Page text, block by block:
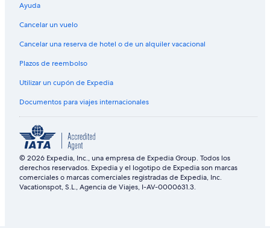
Ayuda
Cancelar un vuelo
Cancelar una reserva de hotel o de un alquiler vacacional
Plazos de reembolso
Utilizar un cupón de Expedia
Documentos para viajes internacionales
© 2026 Expedia, Inc., una empresa de Expedia Group. Todos los
derechos reservados. Expedia y el logotipo de Expedia son marcas
comerciales o marcas comerciales registradas de Expedia, Inc.
Vacationspot, S.L., Agencia de Viajes, I-AV-0000631.3.